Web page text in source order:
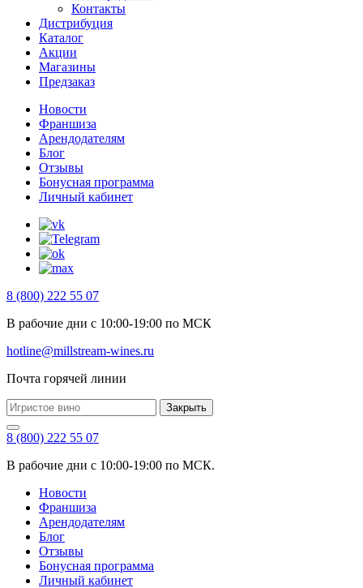
Контакты
Дистрибуция
Каталог
Акции
Магазины
Предзаказ
Новости
Франшиза
Арендодателям
Блог
Отзывы
Бонусная программа
Личный кабинет
8 (800) 222 55 07
В рабочие дни с 10:00-19:00 по МСК
hotline@millstream-wines.ru
Почта горячей линии
Закрыть
8 (800) 222 55 07
В рабочие дни с 10:00-19:00 по МСК.
Новости
Франшиза
Арендодателям
Блог
Отзывы
Бонусная программа
Личный кабинет